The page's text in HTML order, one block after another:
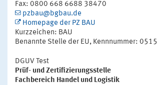
Fax: 0800 668 6688 38470
pzbau@bgbau.de
Homepage der PZ BAU
Kurzzeichen: BAU
Benannte Stelle der EU, Kennnummer: 0515
DGUV Test
Prüf- und Zertifizierungsstelle
Fachbereich Handel und Logistik